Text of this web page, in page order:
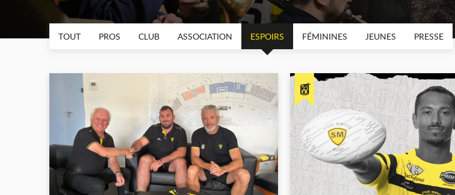
TOUT PROS CLUB ASSOCIATION ESPOIRS FÉMININES JEUNES PRESSE